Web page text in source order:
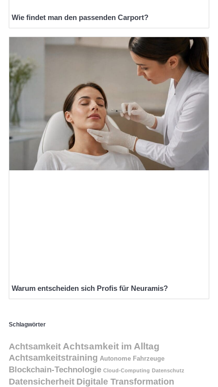
Wie findet man den passenden Carport?
Warum entscheiden sich Profis für Neuramis?
Schlagwörter
Achtsamkeit Achtsamkeit im Alltag
Achtsamkeitstraining Autonome Fahrzeuge
Blockchain-Technologie Cloud-Computing Datenschutz
Datensicherheit Digitale Transformation